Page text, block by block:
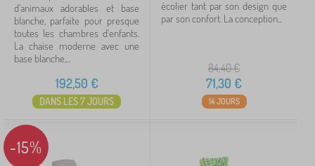
d'animaux adorables et base
blanche, parfaite pour presque
toutes les chambres d'enfants.
La chaise moderne avec une
base blanche,...
192,50 €
DANS LES 7 JOURS
écolier tant par son design que
par son confort. La conception...
84,40€
71,30 €
14 JOURS
-15%